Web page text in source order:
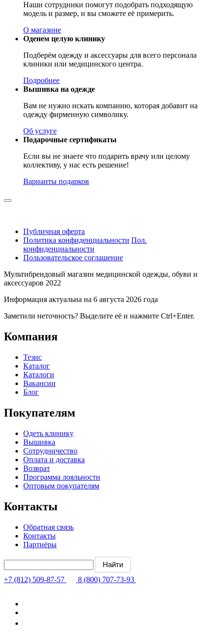
Наши сотрудники помогут подобрать подходящую
модель и размер, и вы сможете её примерить.
О магазине
Оденем целую клинику
Подберём одежду и аксессуары для всего персонала
клиники или медицинского центра.
Подробнее
Вышивка на одежде
Вам не нужно искать компанию, которая добавит на
одежду фирменную символику.
Об услуге
Подарочные сертификаты
Если вы не знаете что подарить врачу или целому
коллективу, у нас есть решение!
Варианты подарков
Публичная оферта
Политика конфиденциальности Пол.
конфиденциальности
Пользовательское соглашение
Мультибрендовый магазин медицинской одежды, обуви и
аксессуаров 2022
Информация актуальна на 6 августа 2026 года
Заметили неточность? Выделите её и нажмите Ctrl+Enter.
Компания
Тезис
Каталог
Каталоги
Вакансии
Блог
Покупателям
Одеть клинику
Вышивка
Сотрудничество
Оплата и доставка
Возврат
Программа лояльности
Оптовым покупателям
Контакты
Обратная связь
Контакты
Партнёры
+7 (812) 509-87-57 8 (800) 707-73-93